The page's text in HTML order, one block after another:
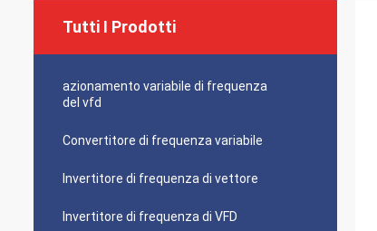
Tutti I Prodotti
azionamento variabile di frequenza
del vfd
Convertitore di frequenza variabile
Invertitore di frequenza di vettore
Invertitore di frequenza di VFD